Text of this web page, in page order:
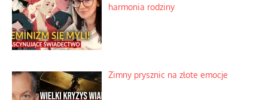
harmonia rodziny
Zimny prysznic na złote emocje